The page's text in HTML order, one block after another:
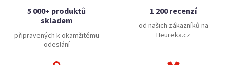
5 000+ produktů
skladem
připravených k okamžitému
odeslání
1 200 recenzí
od našich zákazníků na
Heureka.cz